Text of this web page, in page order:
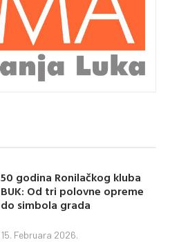
50 godina Ronilačkog kluba
BUK: Od tri polovne opreme
do simbola grada
15. Februara 2026.